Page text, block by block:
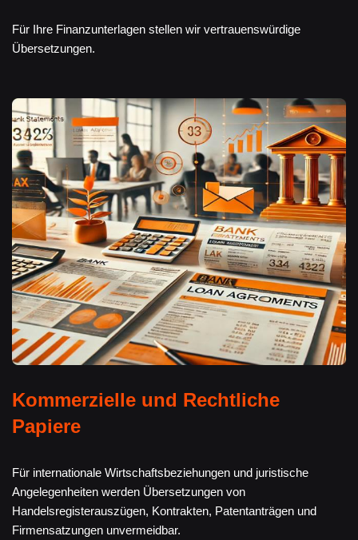
Für Ihre Finanzunterlagen stellen wir vertrauenswürdige
Übersetzungen.
Kommerzielle und Rechtliche
Papiere
Für internationale Wirtschaftsbeziehungen und juristische
Angelegenheiten werden Übersetzungen von
Handelsregisterauszügen, Kontrakten, Patentanträgen und
Firmensatzungen unvermeidbar.